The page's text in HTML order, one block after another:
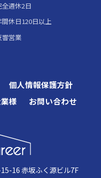
全週休2日
間休日120日以上
響営業
個人情報保護方針
様 お問い合わせ
16 赤坂ふく源ビル7F